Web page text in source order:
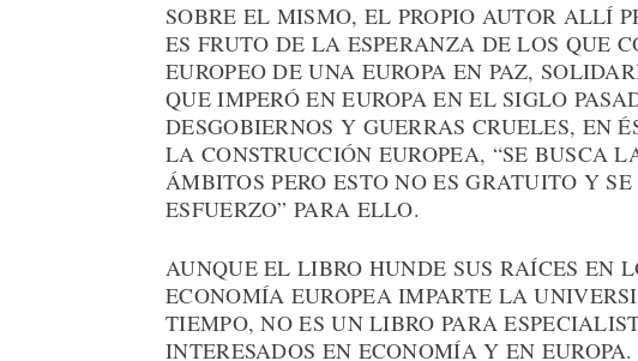
SOBRE EL MISMO, EL PROPIO AUTOR ALLÍ
ES FRUTO DE LA ESPERANZA DE LOS QUE
EUROPEO DE UNA EUROPA EN PAZ,
QUE IMPERÓ EN EUROPA EN EL SIGLO
DESGOBIERNOS Y GUERRAS CRUELES, EN
LA CONSTRUCCIÓN EUROPEA, “SE BUSCA
ÁMBITOS PERO ESTO NO ES GRATUITO Y
ESFUERZO” PARA ELLO.
AUNQUE EL LIBRO HUNDE SUS RAÍCES EN
ECONOMÍA EUROPEA IMPARTE LA
TIEMPO, NO ES UN LIBRO PARA
INTERESADOS EN ECONOMÍA Y EN